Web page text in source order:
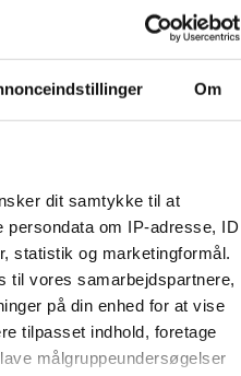
Om
dit samtykke til at
persondata om IP-adresse, ID
statistik og marketingformål.
til vores samarbejdspartnere,
på din enhed for at vise
tilpasset indhold, foretage
målgruppeundersøgelser